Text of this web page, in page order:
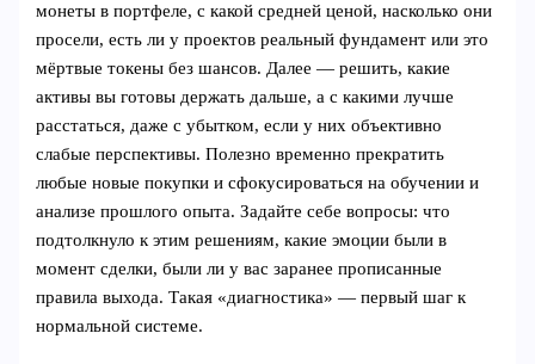
монеты в портфеле, с какой средней ценой, насколько они
просели, есть ли у проектов реальный фундамент или это
мёртвые токены без шансов. Далее — решить, какие
активы вы готовы держать дальше, а с какими лучше
расстаться, даже с убытком, если у них объективно
слабые перспективы. Полезно временно прекратить
любые новые покупки и сфокусироваться на обучении и
анализе прошлого опыта. Задайте себе вопросы: что
подтолкнуло к этим решениям, какие эмоции были в
момент сделки, были ли у вас заранее прописанные
правила выхода. Такая «диагностика» — первый шаг к
нормальной системе.